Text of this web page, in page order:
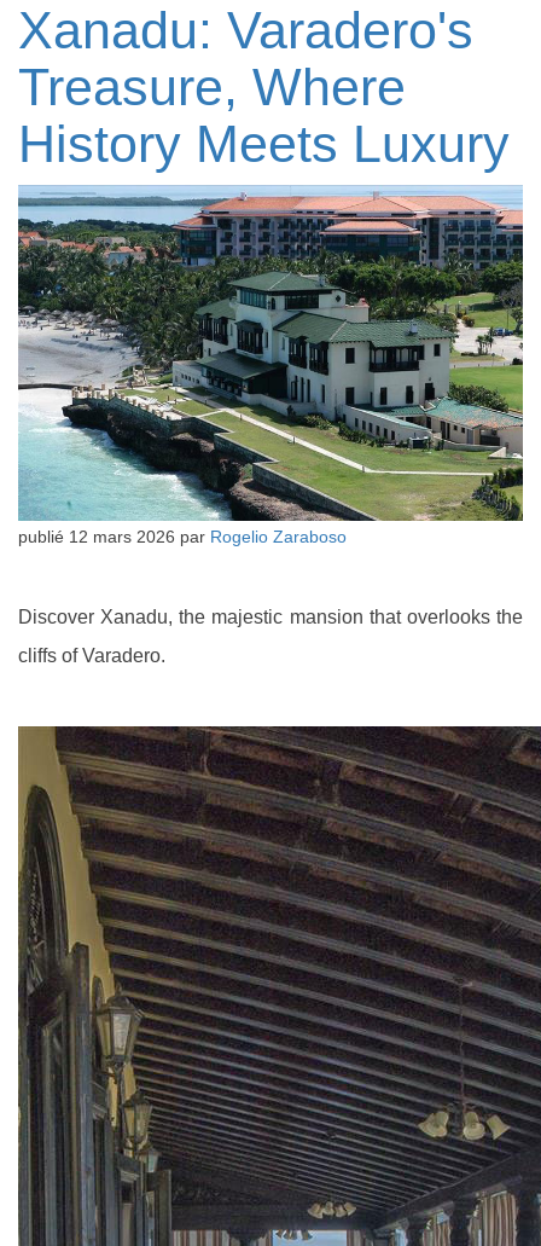
Xanadu: Varadero's
Treasure, Where
History Meets Luxury
publié 12 mars 2026 par Rogelio Zaraboso
Discover Xanadu, the majestic mansion that overlooks the
cliffs of Varadero.